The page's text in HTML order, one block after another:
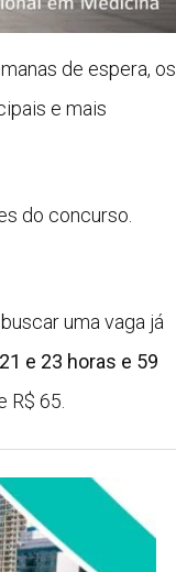
de espera, os
e mais
do concurso.
buscar uma vaga já
e 23 horas e 59
R$ 65.